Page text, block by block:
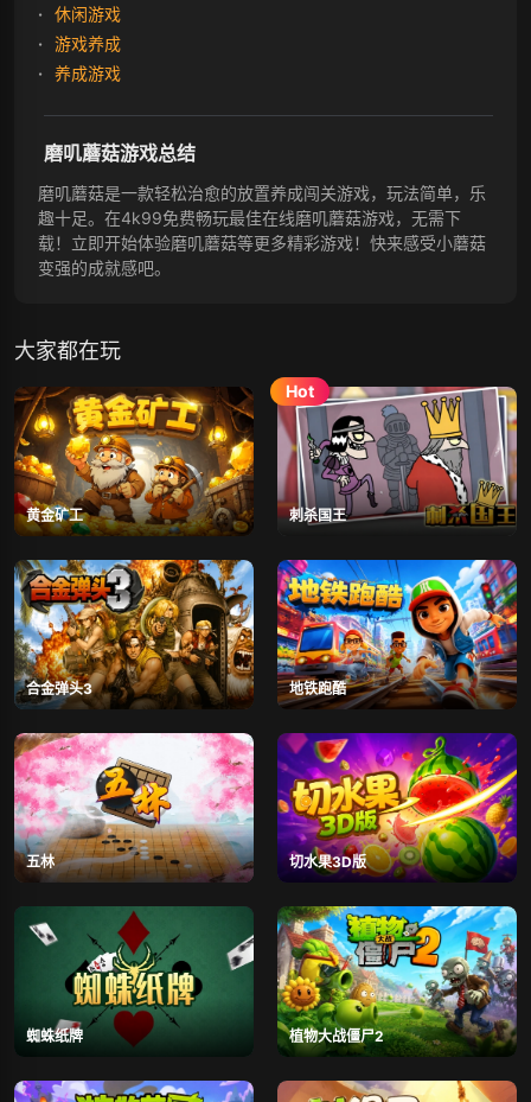
休闲游戏
游戏养成
养成游戏
磨叽蘑菇游戏总结
磨叽蘑菇是一款轻松治愈的放置养成闯关游戏，玩法简单，乐
趣十足。在4k99免费畅玩最佳在线磨叽蘑菇游戏，无需下
载！立即开始体验磨叽蘑菇等更多精彩游戏！快来感受小蘑菇
变强的成就感吧。
大家都在玩
黄金矿工 刺杀国王
合金弹头3 地铁跑酷
五林 切水果3D版
蜘蛛纸牌 植物大战僵尸2